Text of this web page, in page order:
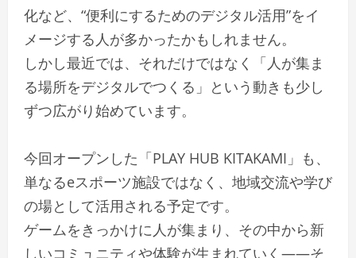
化など、“便利にするためのデジタル活用”をイ
メージする人が多かったかもしれません。
しかし最近では、それだけではなく「人が集ま
る場所をデジタルでつくる」という動きも少し
ずつ広がり始めています。
今回オープンした「PLAY HUB KITAKAMI」も、
単なるeスポーツ施設ではなく、地域交流や学び
の場として活用される予定です。
ゲームをきっかけに人が集まり、その中から新
しいコミュニティや体験が生まれていく――そ